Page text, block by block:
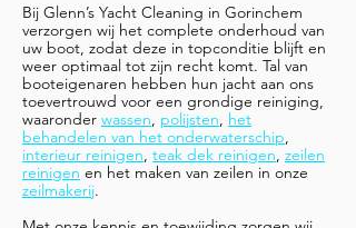
Bij Glenn’s Yacht Cleaning in Gorinchem
verzorgen wij het complete onderhoud van
uw boot, zodat deze in topconditie blijft en
weer optimaal tot zijn recht komt. Tal van
booteigenaren hebben hun jacht aan ons
toevertrouwd voor een grondige reiniging,
waaronder wassen, polijsten, het
behandelen van het onderwaterschip,
interieur reinigen, teak dek reinigen, zeilen
reinigen en het maken van zeilen in onze
zeilmakerij.